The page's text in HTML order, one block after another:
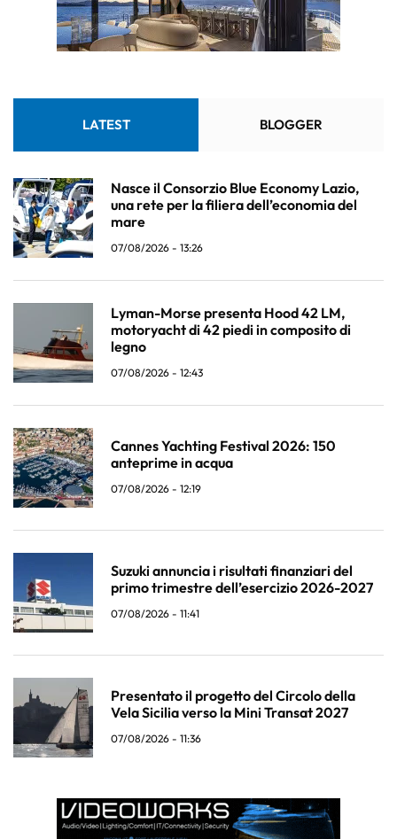
LATEST BLOGGER
Nasce il Consorzio Blue Economy Lazio,
una rete per la filiera dell’economia del
mare
07/08/2026 - 13:26
Lyman-Morse presenta Hood 42 LM,
motoryacht di 42 piedi in composito di
legno
07/08/2026 - 12:43
Cannes Yachting Festival 2026: 150
anteprime in acqua
07/08/2026 - 12:19
Suzuki annuncia i risultati finanziari del
primo trimestre dell’esercizio 2026-2027
07/08/2026 - 11:41
Presentato il progetto del Circolo della
Vela Sicilia verso la Mini Transat 2027
07/08/2026 - 11:36